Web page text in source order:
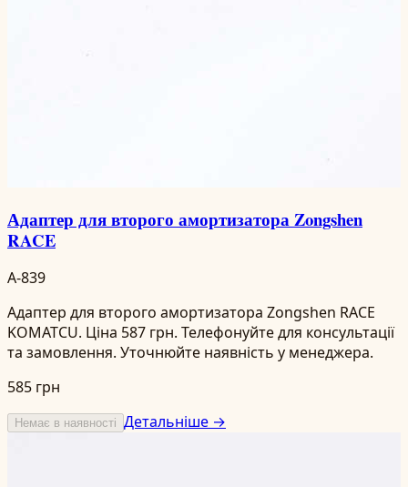
Адаптер для второго амортизатора Zongshen
RACE
A-839
Адаптер для второго амортизатора Zongshen RACE
KOMATCU. Ціна 587 грн. Телефонуйте для консультації
та замовлення. Уточнюйте наявність у менеджера.
585 грн
Немає в наявності Детальніше →